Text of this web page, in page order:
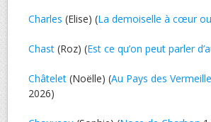
Charles (Elise) (La demoiselle à cœur
Chast (Roz) (Est ce qu’on peut parler
Châtelet (Noëlle) (Au Pays des
2026)